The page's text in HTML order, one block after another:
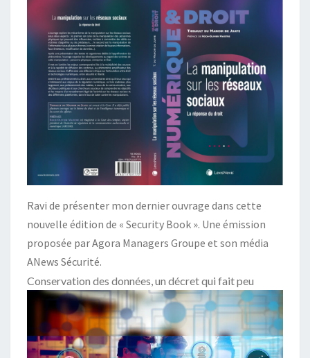
Ravi de présenter mon dernier ouvrage dans cette
nouvelle édition de « Security Book ». Une émission
proposée par Agora Managers Groupe et son média
ANews Sécurité.
Conservation des données, un décret qui fait peu